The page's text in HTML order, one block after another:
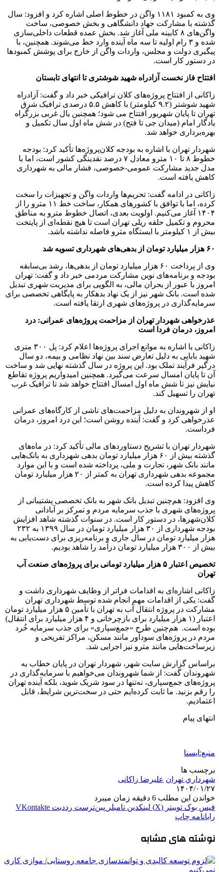
وی به کمبود ۱۱۸۱ واگن در خطوط اصلی اشاره کرد و افزود: سال
گذشته با مشارکت جهاد دانشگاهی و بخش خصوصی، ساخت
واگن‌های ۸ کابینه ملی آغاز شد. بخش عمده قطعات داخلی‌سازی
شده و ۳ رام اولیه تا سه ماه آینده وارد خط می‌شوند. همچنین، با
پیگیری دولت و مجلس، واردات واگن از خارج برای پوشش کمبودها
در دستور کار است.
افتتاح فاز نخست آزادراه شهید شوشتری تا انتهای تابستان
زاکانی از افتتاح پروژه‌های کلان ترافیکی خبر داد و گفت: آزادراه
شهید شوشتر (۹.۲ کیلومتر) با کاهش ۵.۵ درصدی ترافیک شرق
تهران تا پایان شهریور افتتاح می شود؛ همچنین یال غربی بزرگراه
یادگار امام (میدان جی تا فتح) در شش ماه اول سال تکمیل و
بهره‌برداری خواهد شد.
شهردار تهران با اشاره به بودجه کلان‌پروژه‌ها تأکید کرد: بودجه
خطوط ۸ تا ۱۰ مترو معادل ۷ درصد نقدینگی کشور است، اما با
مدل جدید مشارکت عمومی-خصوصی، فشار مالی به شهرداری
کاهش یافته است.
زاکانی در ادامه گفت: تحریم‌ها واردات واگن و تجهیزات را سخت
کرده، اما با توافق با کشورهای همکار، ساخت خط ۱۱ مترو را از
۱۴۰۴ آغاز می‌کنیم. اولویت بعدی، اتصال خطوط مترو به مناطق
محروم و تکمیل حلقه ریلی تهران است تا هیچ نقطه‌ای از پایتخت
بیش از ۱ کیلومتر با ایستگاه مترو فاصله نداشته باشد.
۶۰ هزار میلیارد تومان از بدهی‌های شهرداری تسویه شد
وی از پرداخت ۶۰ هزار میلیارد تومان از بدهی‌ها، رشد بی‌سابقه
بودجه و برنامه‌های نوین مشارکت مردمی خبر داد و گفت: تهران
امروز با عبور از بحران مالی، به الگویی برای مدیریت شهری تبدیل
شده است. بانک شهر نیز از یک نهاد بدهکار به پایگاهی تخصصی برای
سرمایه‌گذاری در پروژه‌های شهری ارتقا یافته است.
عذرخواهی شهردار تهران از مزاحمت پروژه‌های عمرانی: درد
امروز، درمان فردا است
زاکانی با اشاره به موانع اجرای پروژه‌ها اعلام کرد: پل ۳۰۰ متری
شهید بابایی به دلیل تعارض سند بین نهاد نظامی و بیمه، دو سال
درگیر فرآیند تملک بود. این پروژه در سال گذشته نهایی شد و ساخت
آن تا پایان امسال سرعت می‌گیرد. همچنین امیدواریم پروژه تقاطع
نیایش نیز تا شش ماه اول امسال افتتاح خواهد شد تا ترافیک غرب
تهران را تسهیل کند.
او از شهروندان به دلیل مزاحمت‌های ناشی از کارگاه‌های عمرانی
عذرخواهی کرد و گفت: آینده روشن است؛ این درد امروز، درمان
فرداست.
شهردار تهران با تشریح دستاوردهای مالی تأکید کرد: در ماه‌های
گذشته بیش از ۶۰ هزار میلیارد تومان بدهی شهرداری به بانک‌هایی
مانند بانک شهر، تجارت و ملی، پرداخته شده است و با این موارد
مجموعه بدهی شهرداری تهران به کمتر از ۲۰ هزار میلیارد تومان
کاهش پیدا کرده است.
وی افزود: هم‌چنین تبدیل بانک شهر به بانک تخصصی پشتیبانی از
پروژه‌های شهری با جذب سرمایه مردم و تمرکز بر آبادانی
کلان‌شهرها، در دستور کار است. در سنوات گذشته شاهد افزایش
بودجه شهرداری از ۳۰ هزار میلیارد تومان در سال ۱۳۹۹ به ۲۳۲
هزار میلیارد تومان در سال جاری و برنامه‌ریزی برای دست‌یابی به
بیش از ۳۰۰ هزار میلیارد تومان درآمد را شاهد بودیم.
تخصیص اعتبار ۵ هزار میلیارد تومانی برای پروژه‌های صنعت آب
تهران
زاکانی اشاره‌ای به اقدامات فراتر از وظایف شهرداری داشت و
گفت: یکی از اقدامات مهم‌ انجام شده توسط شهرداری تهران
مشارکت در پروژه انتقال آب به تهران با تأمین ۵ هزار میلیارد تومان
اعتبار (۱ هزار میلیارد برای بازچرخانی و ۴ هزار میلیارد برای انتقال)
بوده است. هم‌چنین طرح «جمع‌سپاری» برای جذب سرمایه خُرد
مردم در پروژه‌های سودآور مانند مسکن، مراکز تفریحی و
زیرساخت‌هایی مانند مترو نیز اجرایی شد.
براساس گزارش سایت شهر، شهردار تهران در پایان خطاب به
شهروندان گفت: از شما شهروندان می‌خواهیم با سرمایه‌گذاری در
پروژه‌های جمع‌سپاری، نه‌تنها در سود شریک شوید، بلکه آینده تهران
را رقم بزنید. ما ثابت کرده‌ایم حتی در سخت‌ترین شرایط، قابل
اعتمادیم.
انتهای پیام
منبع:ایسنا
برچسب ها
شهرداري تهران علیرضا زاکانی
۱۴۰۴/۰۱/۲۷
خواندن این مطلب 6 دقیقه زمان میبرد
فیس بوک توییتر (X) لینکدین ‫تامبلر ‫پین‌ترست ‫رددیت ‫VKontakte
رایانامه چاپ
نوشته های مشابه